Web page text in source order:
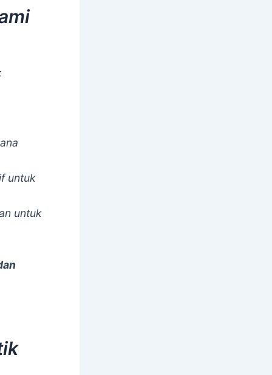
untuk
untuk